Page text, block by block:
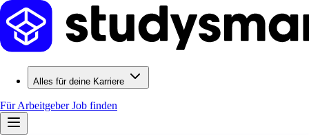
Alles für deine Karriere
Für ArbeitgeberJob finden